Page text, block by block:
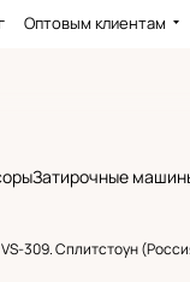
Оптовым клиентам
Затирочные
309. Сплитстоун